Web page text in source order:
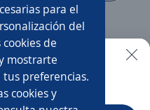
para el
del
de
mostrarte
preferencias.
cookies y
Chef
Ejecutivo/a comercial
al cliente
en la app